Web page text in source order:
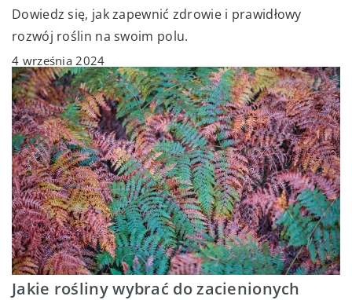
Dowiedz się, jak zapewnić zdrowie i prawidłowy
rozwój roślin na swoim polu.
4 września 2024
Jakie rośliny wybrać do zacienionych